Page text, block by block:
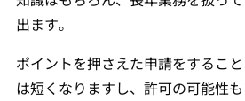
出ます。
ポイントを押さえた申請をするこ
は短くなりますし、許可の可能性